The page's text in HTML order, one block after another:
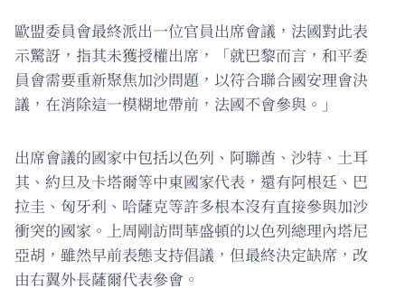
歐盟委員會最終派出一位官員出席會議，法國對此表
示驚訝，指其未獲授權出席，「就巴黎而言，和平委
員會需要重新聚焦加沙問題，以符合聯合國安理會決
議，在消除這一模糊地帶前，法國不會參與。」
出席會議的國家中包括以色列、阿聯酋、沙特、土耳
其、約旦及卡塔爾等中東國家代表，還有阿根廷、巴
拉圭、匈牙利、哈薩克等許多根本沒有直接參與加沙
衝突的國家。上周剛訪問華盛頓的以色列總理內塔尼
亞胡，雖然早前表態支持倡議，但最終決定缺席，改
由右翼外長薩爾代表參會。